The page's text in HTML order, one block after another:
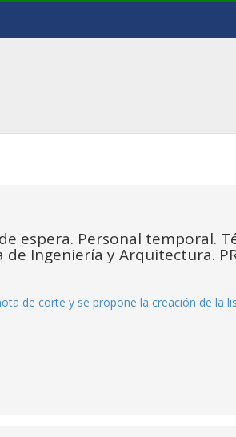
espera. Personal temporal.
de Ingeniería y Arquitectura.
de corte y se propone la creación de la